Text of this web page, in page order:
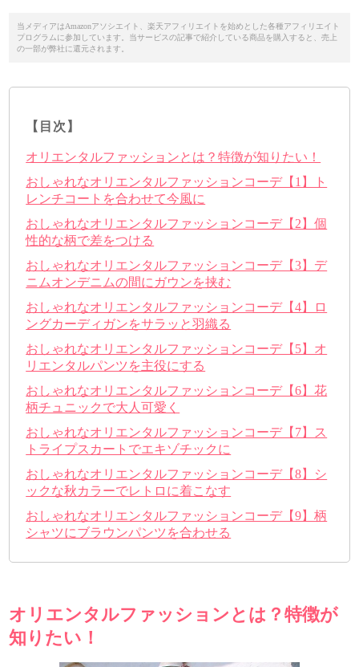
当メディアはAmazonアソシエイト、楽天アフィリエイトを始めとした各種アフィリエイト
プログラムに参加しています。当サービスの記事で紹介している商品を購入すると、売上
の一部が弊社に還元されます。
【目次】
オリエンタルファッションとは？特徴が知りたい！
おしゃれなオリエンタルファッションコーデ【1】ト
レンチコートを合わせて今風に
おしゃれなオリエンタルファッションコーデ【2】個
性的な柄で差をつける
おしゃれなオリエンタルファッションコーデ【3】デ
ニムオンデニムの間にガウンを挟む
おしゃれなオリエンタルファッションコーデ【4】ロ
ングカーディガンをサラッと羽織る
おしゃれなオリエンタルファッションコーデ【5】オ
リエンタルパンツを主役にする
おしゃれなオリエンタルファッションコーデ【6】花
柄チュニックで大人可愛く
おしゃれなオリエンタルファッションコーデ【7】ス
トライプスカートでエキゾチックに
おしゃれなオリエンタルファッションコーデ【8】シ
ックな秋カラーでレトロに着こなす
おしゃれなオリエンタルファッションコーデ【9】柄
シャツにブラウンパンツを合わせる
オリエンタルファッションとは？特徴が
知りたい！